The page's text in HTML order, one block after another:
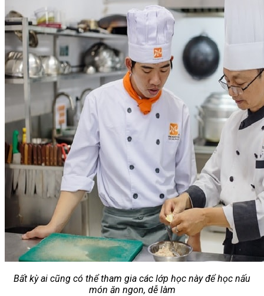
Bất kỳ ai cũng có thể tham gia các lớp học này để học nấu
món ăn ngon, dễ làm